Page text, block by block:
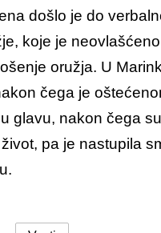
došlo je do
koje je
oružja. U
čega je
glavu, nakon čega
pa je nastupila